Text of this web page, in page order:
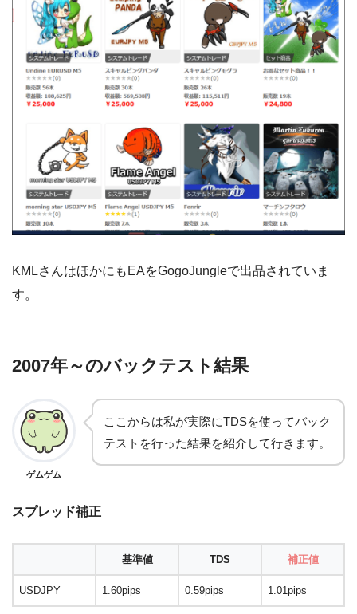
KMLさんはほかにもEAをGogoJungleで出品されていま
す。
2007年～のバックテスト結果
ゲムゲム
ここからは私が実際にTDSを使ってバック
テストを行った結果を紹介して行きます。
スプレッド補正
基準値 TDS 補正値
USDJPY 1.60pips 0.59pips 1.01pips